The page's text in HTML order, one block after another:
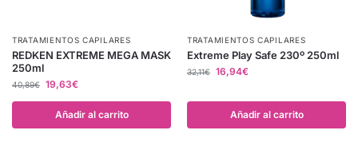
TRATAMIENTOS CAPILARES
REDKEN EXTREME MEGA MASK
250ml
40,89€ 19,63€
Añadir al carrito
TRATAMIENTOS CAPILARES
Extreme Play Safe 230º 250ml
32,11€ 16,94€
Añadir al carrito